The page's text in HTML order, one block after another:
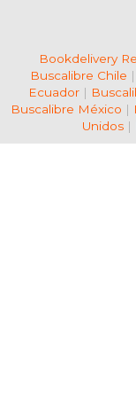
Bookdelivery
Buscalibre Chile |
Ecuador|
Buscalibre México |
Unidos|